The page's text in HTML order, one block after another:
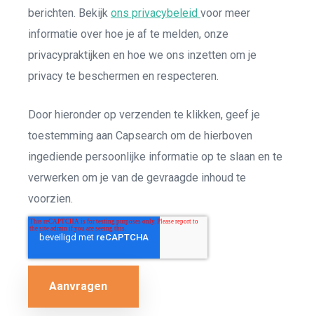
berichten. Bekijk ons privacybeleid voor meer
informatie over hoe je af te melden, onze
privacypraktijken en hoe we ons inzetten om je
privacy te beschermen en respecteren.
Door hieronder op verzenden te klikken, geef je
toestemming aan Capsearch om de hierboven
ingediende persoonlijke informatie op te slaan en te
verwerken om je van de gevraagde inhoud te
voorzien.